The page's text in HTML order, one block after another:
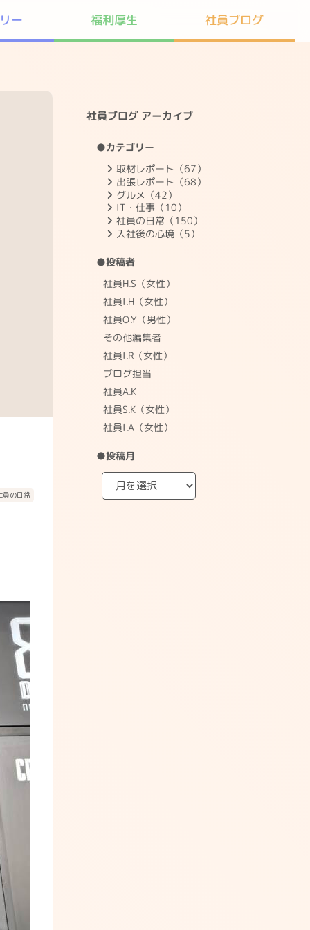
ー 福利厚生 社員ブログ
員の日常
社員ブログ アーカイブ
●カテゴリー
取材レポート（67）
出張レポート（68）
グルメ（42）
IT・仕事（10）
社員の日常（150）
入社後の心境（5）
●投稿者
社員H.S（女性）
社員I.H（女性）
社員O.Y（男性）
その他編集者
社員I.R（女性）
ブログ担当
社員A.K
社員S.K（女性）
社員I.A（女性）
●投稿月